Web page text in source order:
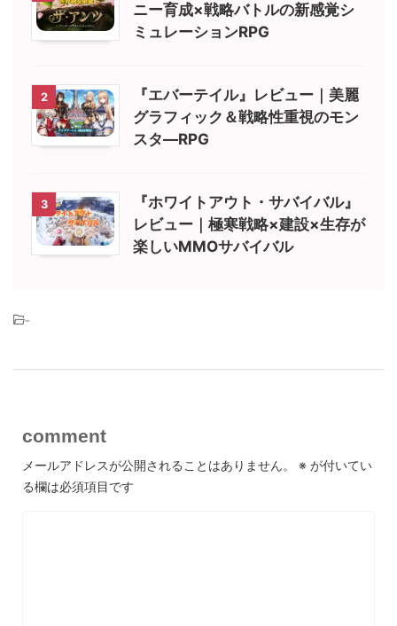
ニー育成×戦略バトルの新感覚シ
ミュレーションRPG
2
『エバーテイル』レビュー｜美麗
グラフィック＆戦略性重視のモン
スタ―RPG
3
『ホワイトアウト・サバイバル』
レビュー｜極寒戦略×建設×生存が
楽しいMMOサバイバル
-
comment
メールアドレスが公開されることはありません。 ※ が付いてい
る欄は必須項目です